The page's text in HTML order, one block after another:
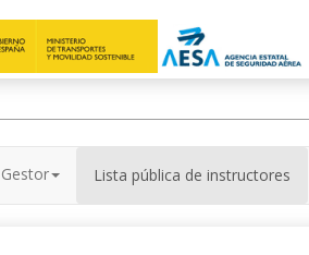
Gestor Lista pública de instructores